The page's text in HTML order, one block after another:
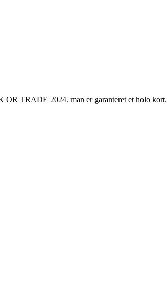
OR TRADE 2024. man er garanteret et holo kort.